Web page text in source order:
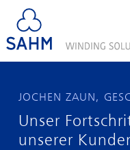
JOCHEN ZAUN,
Unser
unserer
UNTERNEHMEN
SPULMASCHINEN
SYSTEME